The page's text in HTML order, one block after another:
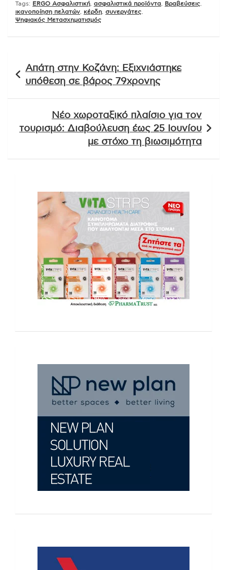
Tags: ERGO Ασφαλιστική ασφαλιστικά προϊόντα Βραβεύσεις
ικανοποίηση πελατών
κέρδη συνεργάτες
Ψηφιακός Μετασχηματισμός
άρθρων
Απάτη στην Κοζάνη: Εξιχνιάστηκε
υπόθεση σε βάρος 79χρονης
Νέο χωροταξικό πλαίσιο για τον
τουρισμό: Διαβούλευση έως 25 Ιουνίου
με στόχο τη βιωσιμότητα